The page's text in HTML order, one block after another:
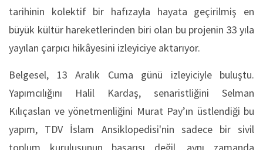
tarihinin kolektif bir hafızayla hayata geçirilmiş en
büyük kültür hareketlerinden biri olan bu projenin 33 yıla
yayılan çarpıcı hikâyesini izleyiciye aktarıyor.
Belgesel, 13 Aralık Cuma günü izleyiciyle buluştu.
Yapımcılığını Halil Kardaş, senaristliğini Selman
Kılıçaslan ve yönetmenliğini Murat Pay’ın üstlendiği bu
yapım, TDV İslam Ansiklopedisi'nin sadece bir sivil
toplum kuruluşunun başarısı değil, aynı zamanda